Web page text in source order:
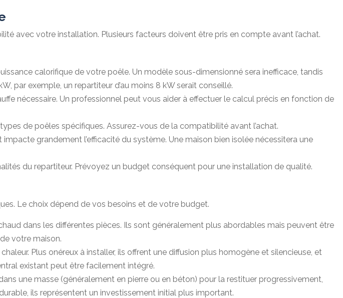
avec votre installation. Plusieurs facteurs doivent être pris en compte avant l’achat.
calorifique de votre poêle. Un modèle sous-dimensionné sera inefficace, tandis
par exemple, un repartiteur d’au moins 8 kW serait conseillé.
nécessaire. Un professionnel peut vous aider à effectuer le calcul précis en fonction de
de poêles spécifiques. Assurez-vous de la compatibilité avant l’achat.
impacte grandement l’efficacité du système. Une maison bien isolée nécessitera une
du repartiteur. Prévoyez un budget conséquent pour une installation de qualité.
Le choix dépend de vos besoins et de votre budget.
dans les différentes pièces. Ils sont généralement plus abordables mais peuvent être
votre maison.
Plus onéreux à installer, ils offrent une diffusion plus homogène et silencieuse, et
existant peut être facilement intégré.
une masse (généralement en pierre ou en béton) pour la restituer progressivement,
ils représentent un investissement initial plus important.